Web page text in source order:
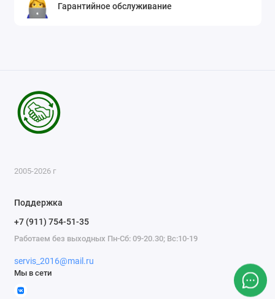
Гарантийное обслуживание
2005-2026 г
Поддержка
+7 (911) 754-51-35
Работаем без выходных Пн-Сб: 09-20.30; Вс:10-19
servis_2016@mail.ru
Мы в сети